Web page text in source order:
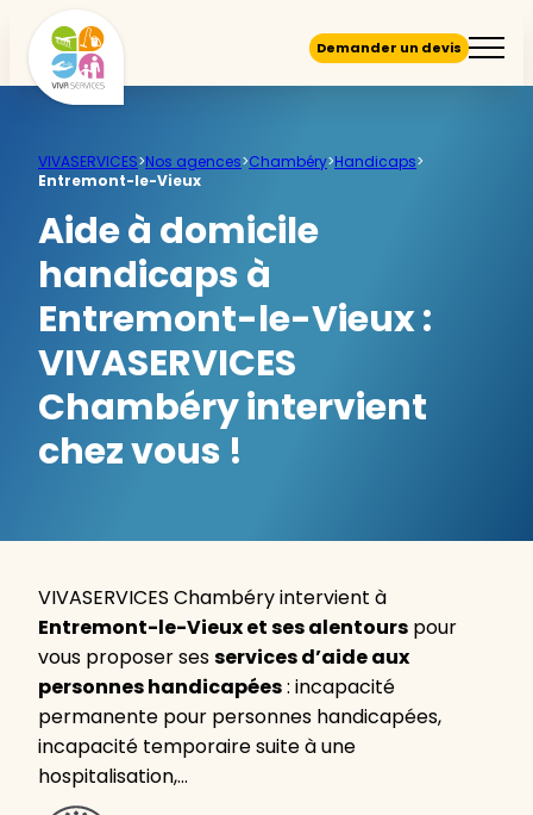
Demander un devis
VIVASERVICES>Nos agences>Chambéry>Handicaps>
Entremont-le-Vieux
Aide à domicile
handicaps à
Entremont-le-Vieux :
VIVASERVICES
Chambéry intervient
chez vous !
VIVASERVICES Chambéry intervient à
Entremont-le-Vieux et ses alentours pour
vous proposer sesservices d’aide aux
personnes handicapées: incapacité
permanente pour personnes handicapées,
incapacité temporaire suite à une
hospitalisation,…